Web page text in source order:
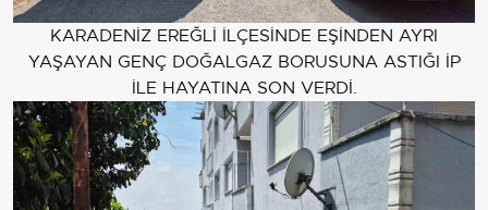
KARADENİZ EREĞLİ İLÇESİNDE EŞİNDEN AYRI
YAŞAYAN GENÇ DOĞALGAZ BORUSUNA ASTIĞI İP
İLE HAYATINA SON VERDİ.